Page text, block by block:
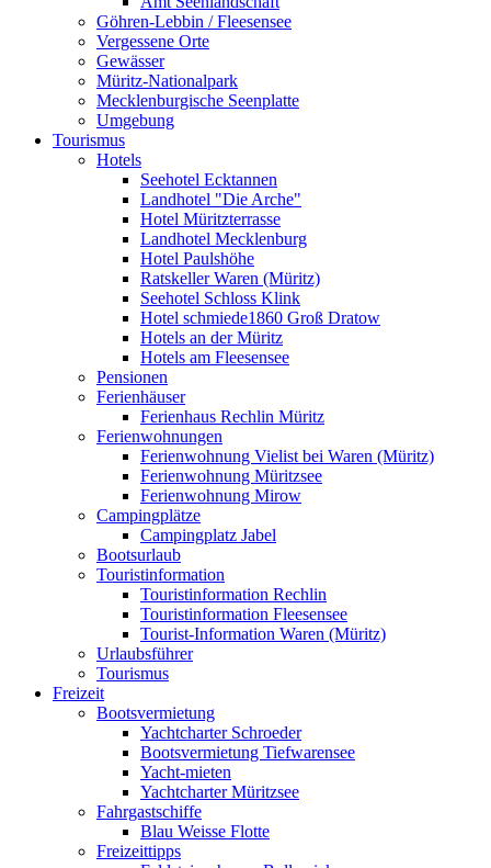
Göhren-Lebbin / Fleesensee
Vergessene Orte
Gewässer
Müritz-Nationalpark
Mecklenburgische Seenplatte
Umgebung
Tourismus
Hotels
Seehotel Ecktannen
Landhotel "Die Arche"
Hotel Müritzterrasse
Landhotel Mecklenburg
Hotel Paulshöhe
Ratskeller Waren (Müritz)
Seehotel Schloss Klink
Hotel schmiede1860 Groß Dratow
Hotels an der Müritz
Hotels am Fleesensee
Pensionen
Ferienhäuser
Ferienhaus Rechlin Müritz
Ferienwohnungen
Ferienwohnung Vielist bei Waren (Müritz)
Ferienwohnung Müritzsee
Ferienwohnung Mirow
Campingplätze
Campingplatz Jabel
Bootsurlaub
Touristinformation
Touristinformation Rechlin
Touristinformation Fleesensee
Tourist-Information Waren (Müritz)
Urlaubsführer
Tourismus
Freizeit
Bootsvermietung
Yachtcharter Schroeder
Bootsvermietung Tiefwarensee
Yacht-mieten
Yachtcharter Müritzsee
Fahrgastschiffe
Blau Weisse Flotte
Freizeittipps